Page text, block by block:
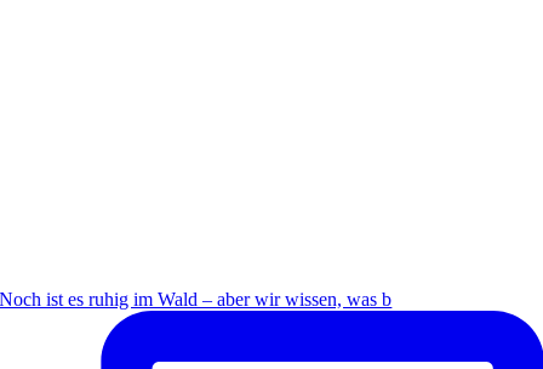
Noch ist es ruhig im Wald – aber wir wissen, was b